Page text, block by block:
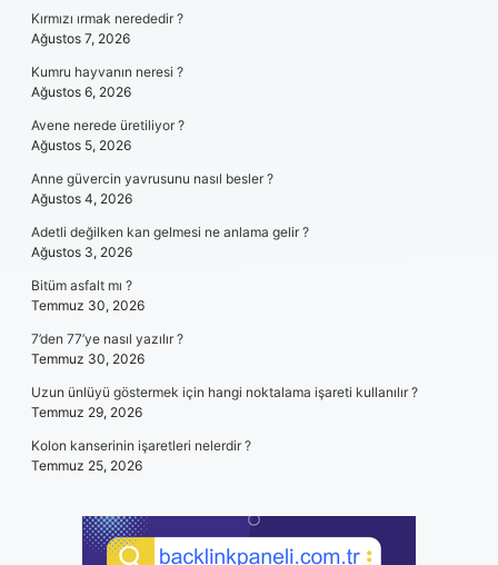
Kırmızı ırmak nerededir ?
Ağustos 7, 2026
Kumru hayvanın neresi ?
Ağustos 6, 2026
Avene nerede üretiliyor ?
Ağustos 5, 2026
Anne güvercin yavrusunu nasıl besler ?
Ağustos 4, 2026
Adetli değilken kan gelmesi ne anlama gelir ?
Ağustos 3, 2026
Bitüm asfalt mı ?
Temmuz 30, 2026
7’den 77’ye nasıl yazılır ?
Temmuz 30, 2026
Uzun ünlüyü göstermek için hangi noktalama işareti kullanılır ?
Temmuz 29, 2026
Kolon kanserinin işaretleri nelerdir ?
Temmuz 25, 2026